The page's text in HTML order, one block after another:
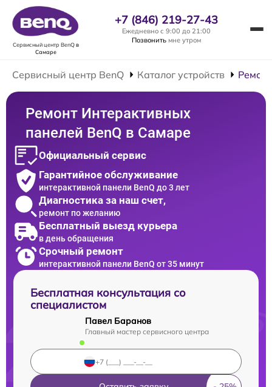
Сервисный центр BenQв
Самаре
+7 (846) 219-27-43
Ежедневно с 9:00 до 21:00
Позвонить мне утром
Сервисный центр BenQ Каталог устройств
Ремонт Интерактивных
панелей BenQ в Самаре
Официальный сервис
Гарантийное обслуживание
интерактивной панели BenQ до 3 лет
Диагностика за наш счет,
ремонт по желанию
Бесплатный выезд курьера
в день обращения
Срочный ремонт
интерактивной панели BenQ от 35 минут
Бесплатная консультация со
специалистом
Павел Баранов
Главный мастер сервисного центра